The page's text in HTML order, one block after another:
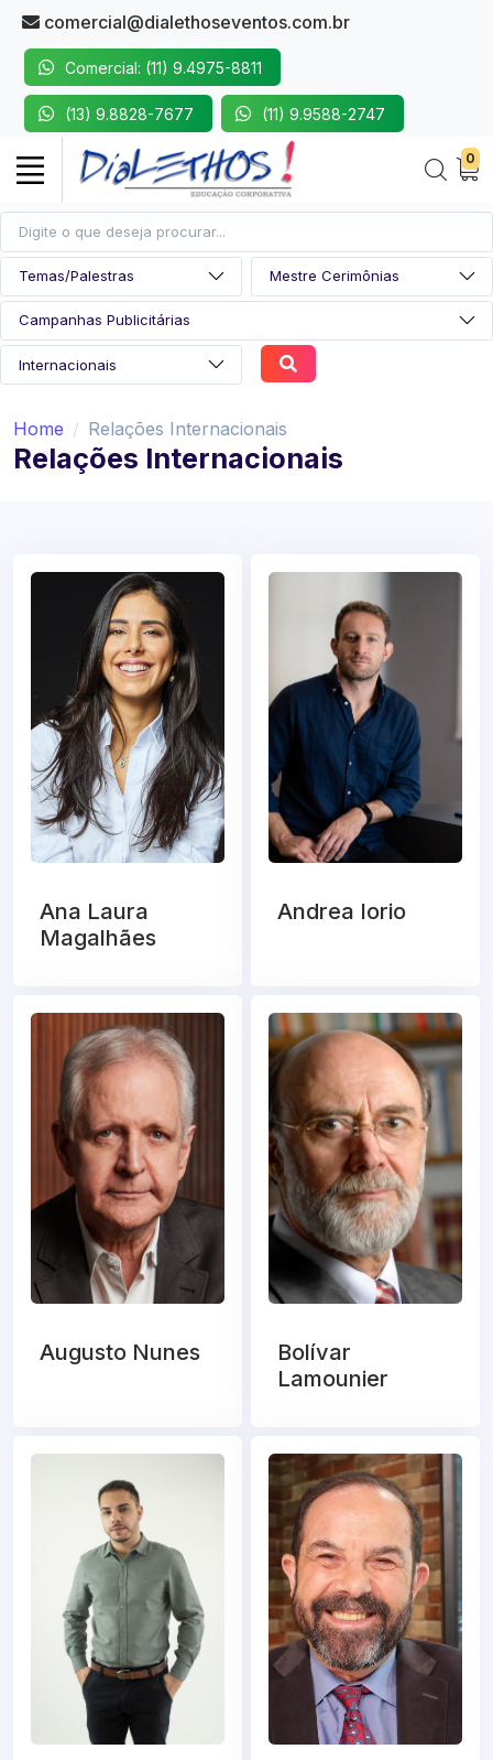
comercial@dialethoseventos.com.br
Comercial: (11) 9.4975-8811
(13) 9.8828-7677 (11) 9.9588-2747
0
Home Relações Internacionais
Relações Internacionais
Ana Laura
Magalhães
Andrea Iorio
Augusto Nunes
Bolívar
Lamounier